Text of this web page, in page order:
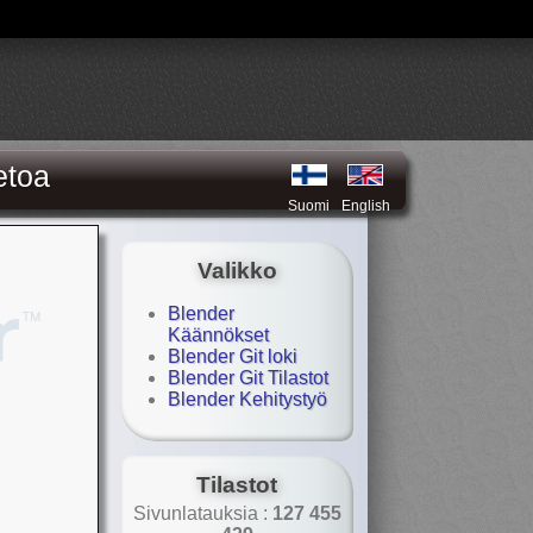
Suomi English
Valikko
Blender
Käännökset
Blender Git loki
Blender Git Tilastot
Blender Kehitystyö
Tilastot
Sivunlatauksia : 127 455